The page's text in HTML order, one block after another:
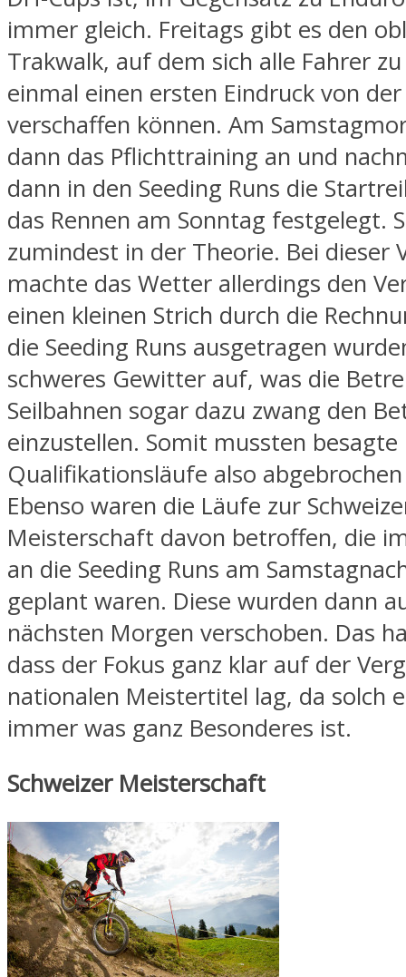
immer gleich. Freitags gibt es den
Trakwalk, auf dem sich alle Fahrer
einmal einen ersten Eindruck von
verschaffen können. Am
dann das Pflichttraining an und
dann in den Seeding Runs die
das Rennen am Sonntag festgelegt.
zumindest in der Theorie. Bei dieser
machte das Wetter allerdings den
einen kleinen Strich durch die
die Seeding Runs ausgetragen
schweres Gewitter auf, was die
Seilbahnen sogar dazu zwang den
einzustellen. Somit mussten besagte
Qualifikationsläufe also
Ebenso waren die Läufe zur
Meisterschaft davon betroffen, die
an die Seeding Runs am
geplant waren. Diese wurden dann
nächsten Morgen verschoben. Das
dass der Fokus ganz klar auf der
nationalen Meistertitel lag, da solch
immer was ganz Besonderes ist.
Schweizer Meisterschaft